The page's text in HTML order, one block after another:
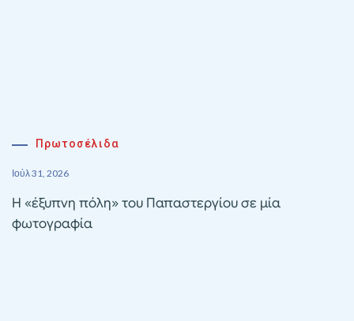
Πρωτοσέλιδα
Ιούλ 31, 2026
Η «έξυπνη πόλη» του Παπαστεργίου σε μία
φωτογραφία